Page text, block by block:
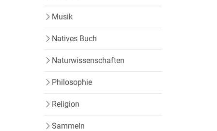
Musik
Natives Buch
Naturwissenschaften
Philosophie
Religion
Sammeln